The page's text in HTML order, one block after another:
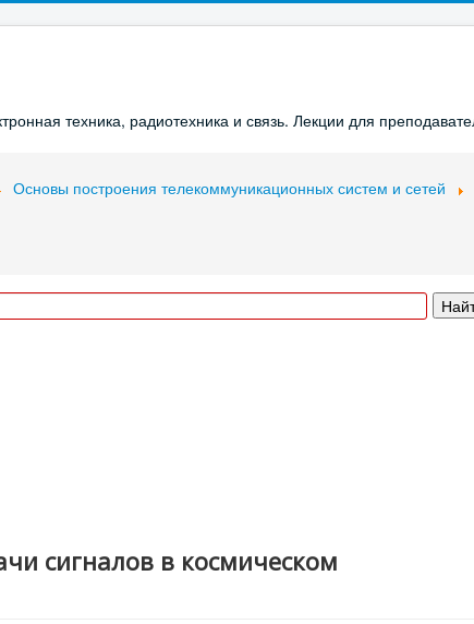
техника, радиотехника и связь. Лекции для
Основы построения телекоммуникационных систем и сетей
сигналов в космическом